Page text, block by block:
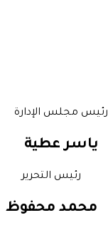
رئيس مجلس الإدارة
ياسر عطية
رئيس التحرير
محمد محفوظ